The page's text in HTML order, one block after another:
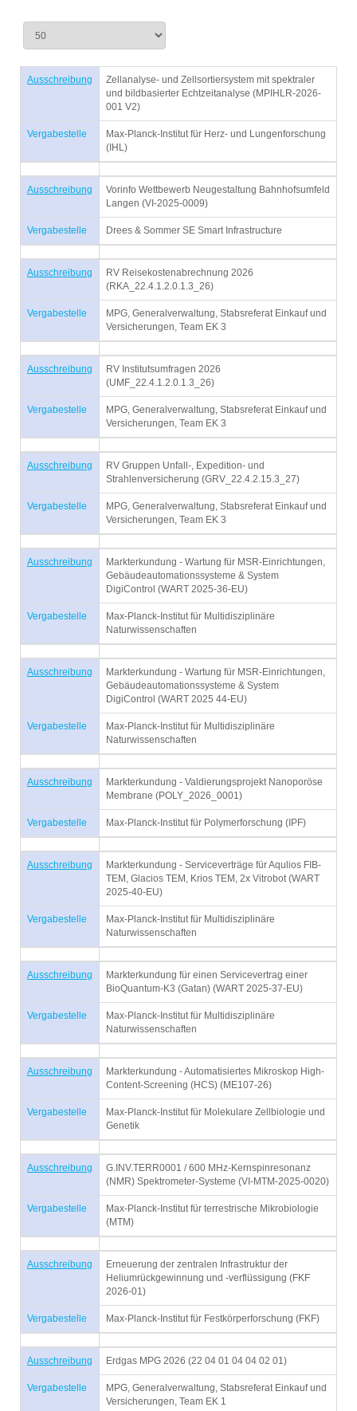
Ausschreibung
Zellanalyse- und Zellsortiersystem mit spektraler
und bildbasierter Echtzeitanalyse (MPIHLR-2026-
001 V2)
Vergabestelle
Max-Planck-Institut für Herz- und Lungenforschung
(IHL)
Ausschreibung
Vorinfo Wettbewerb Neugestaltung Bahnhofsumfeld
Langen (VI-2025-0009)
Vergabestelle Drees & Sommer SE Smart Infrastructure
Ausschreibung
RV Reisekostenabrechnung 2026
(RKA_22.4.1.2.0.1.3_26)
Vergabestelle
MPG, Generalverwaltung, Stabsreferat Einkauf und
Versicherungen, Team EK 3
Ausschreibung
RV Institutsumfragen 2026
(UMF_22.4.1.2.0.1.3_26)
Vergabestelle
MPG, Generalverwaltung, Stabsreferat Einkauf und
Versicherungen, Team EK 3
Ausschreibung
RV Gruppen Unfall-, Expedition- und
Strahlenversicherung (GRV_22.4.2.15.3_27)
Vergabestelle
MPG, Generalverwaltung, Stabsreferat Einkauf und
Versicherungen, Team EK 3
Ausschreibung
Markterkundung - Wartung für MSR-Einrichtungen,
Gebäudeautomationssysteme & System
DigiControl (WART 2025-36-EU)
Vergabestelle
Max-Planck-Institut für Multidisziplinäre
Naturwissenschaften
Ausschreibung
Markterkundung - Wartung für MSR-Einrichtungen,
Gebäudeautomationssysteme & System
DigiControl (WART 2025 44-EU)
Vergabestelle
Max-Planck-Institut für Multidisziplinäre
Naturwissenschaften
Ausschreibung
Markterkundung - Valdierungsprojekt Nanoporöse
Membrane (POLY_2026_0001)
Vergabestelle Max-Planck-Institut für Polymerforschung (IPF)
Ausschreibung
Markterkundung - Serviceverträge für Aqulios FIB-
TEM, Glacios TEM, Krios TEM, 2x Vitrobot (WART
2025-40-EU)
Vergabestelle
Max-Planck-Institut für Multidisziplinäre
Naturwissenschaften
Ausschreibung
Markterkundung für einen Servicevertrag einer
BioQuantum-K3 (Gatan) (WART 2025-37-EU)
Vergabestelle
Max-Planck-Institut für Multidisziplinäre
Naturwissenschaften
Ausschreibung
Markterkundung - Automatisiertes Mikroskop High-
Content-Screening (HCS) (ME107-26)
Vergabestelle
Max-Planck-Institut für Molekulare Zellbiologie und
Genetik
Ausschreibung
G.INV.TERR0001 / 600 MHz-Kernspinresonanz
(NMR) Spektrometer-Systeme (VI-MTM-2025-0020)
Vergabestelle
Max-Planck-Institut für terrestrische Mikrobiologie
(MTM)
Ausschreibung
Erneuerung der zentralen Infrastruktur der
Heliumrückgewinnung und -verflüssigung (FKF
2026-01)
Vergabestelle Max-Planck-Institut für Festkörperforschung (FKF)
Ausschreibung Erdgas MPG 2026 (22 04 01 04 04 02 01)
Vergabestelle
MPG, Generalverwaltung, Stabsreferat Einkauf und
Versicherungen, Team EK 1